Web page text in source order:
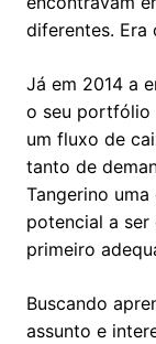
diferentes. Era
Já em 2014 a
o seu portfólio
um fluxo de
tanto de
Tangerino
potencial a ser
primeiro
Buscando
assunto e